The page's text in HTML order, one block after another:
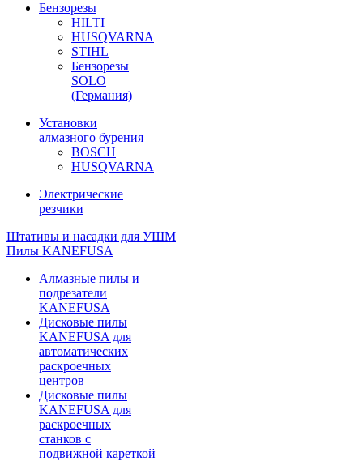
Бензорезы
HILTI
HUSQVARNA
STIHL
Бензорезы
SOLO
(Германия)
Установки
алмазного бурения
BOSCH
HUSQVARNA
Электрические
резчики
Штативы и насадки для УШМ
Пилы KANEFUSA
Алмазные пилы и
подрезатели
KANEFUSA
Дисковые пилы
KANEFUSA для
автоматических
раскроечных
центров
Дисковые пилы
KANEFUSA для
раскроечных
станков с
подвижной кареткой